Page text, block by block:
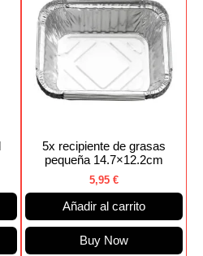
5x recipiente de grasas
pequeña 14.7×12.2cm
5,95 €
Añadir al carrito
Buy Now